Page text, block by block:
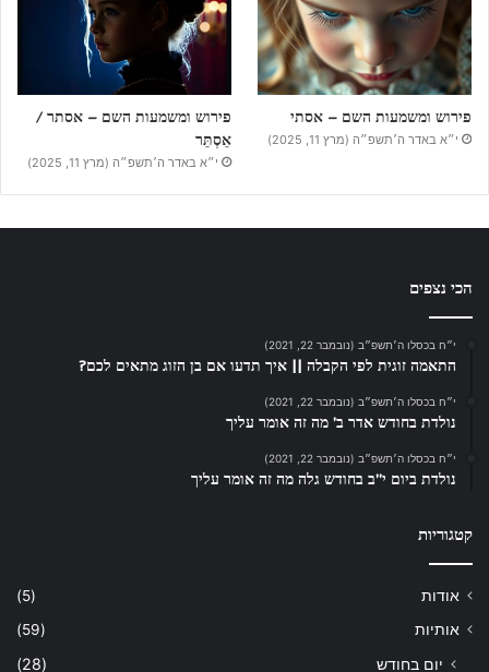
פירוש ומשמעות השם – אסתי
י״א באדר ה׳תשפ״ה (מרץ 11, 2025)
פירוש ומשמעות השם – אסתר /
אֵסְתֵּר
י״א באדר ה׳תשפ״ה (מרץ 11, 2025)
הכי נצפים
י״ח בכסלו ה׳תשפ״ב (נובמבר 22, 2021)
התאמה זוגית לפי הקבלה || איך תדעו אם בן הזוג מתאים לכם?
י״ח בכסלו ה׳תשפ״ב (נובמבר 22, 2021)
נולדת בחודש אדר ב’ מה זה אומר עליך
י״ח בכסלו ה׳תשפ״ב (נובמבר 22, 2021)
נולדת ביום י”ב בחודש גלה מה זה אומר עליך
קטגוריות
אודות
(5)
אותיות
(59)
יום בחודש
(28)